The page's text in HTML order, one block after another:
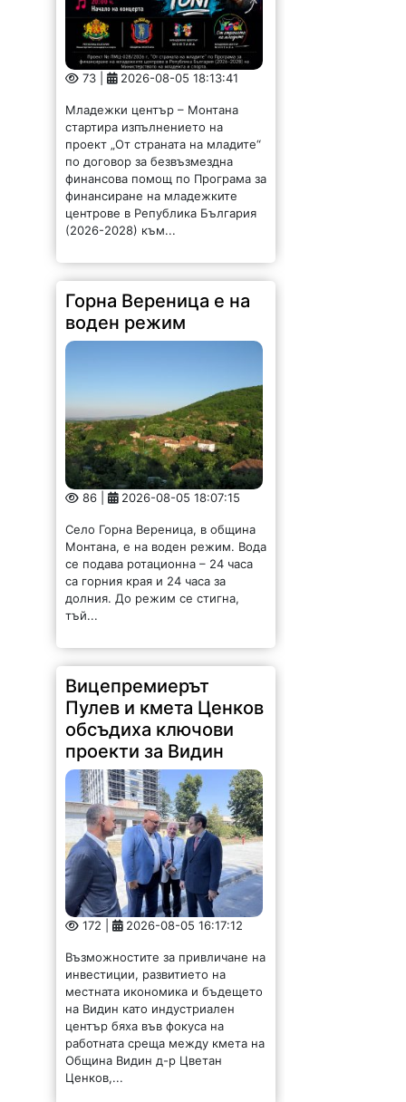
по договор за безвъзмездна
финансова помощ по Програма за
финансиране на младежките
центрове в Република България
(2026-2028) към...
Горна Вереница е на
воден режим
86 | 2026-08-05 18:07:15
Монтана, е на воден режим. Вода
се подава ротационна – 24 часа
са горния края и 24 часа за
долния. До режим се стигна,
тъй...
Вицепремиерът
Пулев и кмета Ценков
обсъдиха ключови
проекти за Видин
172 | 2026-08-05 16:17:12
Възможностите за привличане на
инвестиции, развитието на
местната икономика и бъдещето
на Видин като индустриален
център бяха във фокуса на
работната среща между кмета на
Община Видин д-р Цветан
Ценков,...
Глобиха десетки
шофьори край Мездра